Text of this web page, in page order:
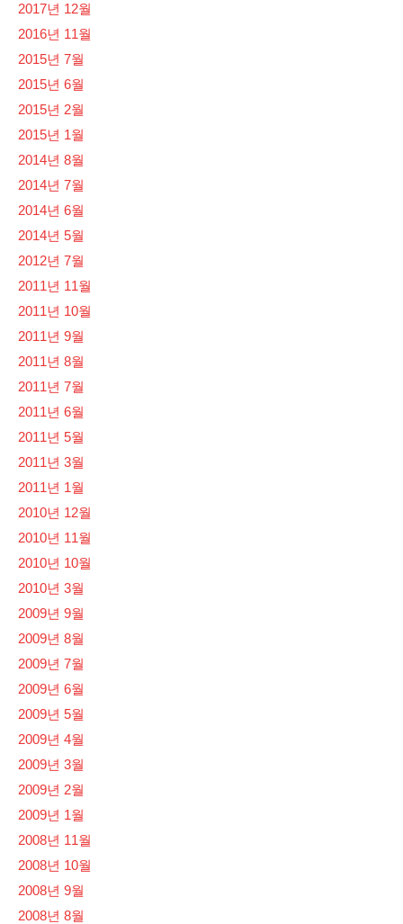
2017년 12월
2016년 11월
2015년 7월
2015년 6월
2015년 2월
2015년 1월
2014년 8월
2014년 7월
2014년 6월
2014년 5월
2012년 7월
2011년 11월
2011년 10월
2011년 9월
2011년 8월
2011년 7월
2011년 6월
2011년 5월
2011년 3월
2011년 1월
2010년 12월
2010년 11월
2010년 10월
2010년 3월
2009년 9월
2009년 8월
2009년 7월
2009년 6월
2009년 5월
2009년 4월
2009년 3월
2009년 2월
2009년 1월
2008년 11월
2008년 10월
2008년 9월
2008년 8월